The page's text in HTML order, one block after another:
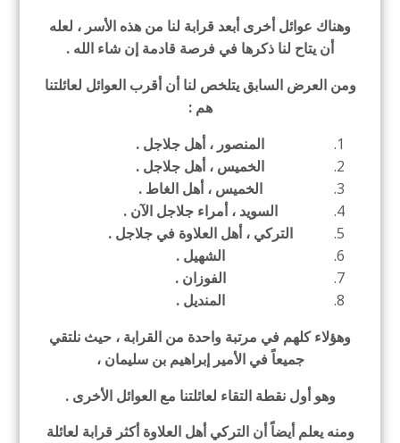
وهناك عوائل أخرى أبعد قرابة لنا من هذه الأسر ، لعله
أن يتاح لنا ذكرها في فرصة قادمة إن شاء الله .
ومن العرض السابق يتلخص لنا أن أقرب العوائل لعائلتنا
هم :
المنصور ، أهل جلاجل .
الخميس ، أهل جلاجل .
الخميس ، أهل الغاط .
السويد ، أمراء جلاجل الآن .
التركي ، أهل العلاوة في جلاجل .
الشهيل .
الفوزان .
المنديل .
وهؤلاء كلهم في مرتبة واحدة من القرابة ، حيث نلتقي
جميعاً في الأمير إبراهيم بن سليمان ،
وهو أول نقطة التقاء لعائلتنا مع العوائل الأخرى .
ومنه يعلم أيضاً أن التركي أهل العلاوة أكثر قرابة لعائلة